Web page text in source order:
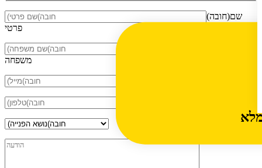
(חובה)שם
פרטי
משפחה